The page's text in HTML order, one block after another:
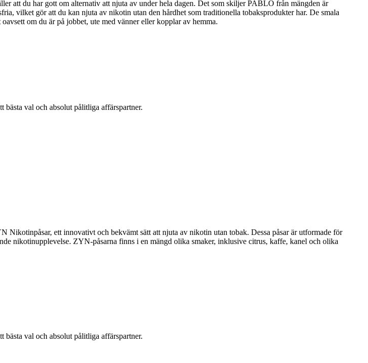
att du har gott om alternativ att njuta av under hela dagen. Det som skiljer PABLO från mängden är
vilket gör att du kan njuta av nikotin utan den hårdhet som traditionella tobaksprodukter har. De smala
om du är på jobbet, ute med vänner eller kopplar av hemma.
val och absolut pålitliga affärspartner.
ett innovativt och bekvämt sätt att njuta av nikotin utan tobak. Dessa påsar är utformade för
nikotinupplevelse. ZYN-påsarna finns i en mängd olika smaker, inklusive citrus, kaffe, kanel och olika
val och absolut pålitliga affärspartner.